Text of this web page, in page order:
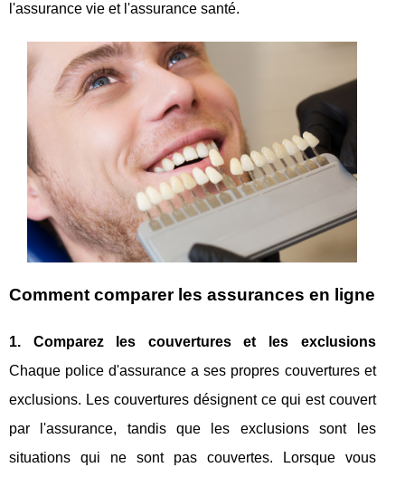
l'assurance vie et l'assurance santé.
Comment comparer les assurances en ligne
1. Comparez les couvertures et les exclusions
Chaque police d'assurance a ses propres couvertures et
exclusions. Les couvertures désignent ce qui est couvert
par l'assurance, tandis que les exclusions sont les
situations qui ne sont pas couvertes. Lorsque vous